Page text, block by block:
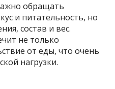
обращать
и питательность, но
состав и вес.
не только
от еды, что очень
нагрузки.